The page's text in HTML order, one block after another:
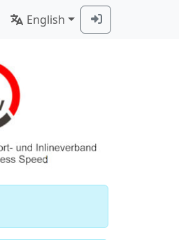
English